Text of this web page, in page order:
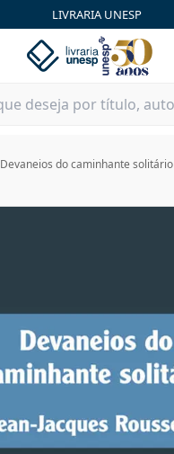
LIVRARIA UNESP
Devaneios do caminhante solitário